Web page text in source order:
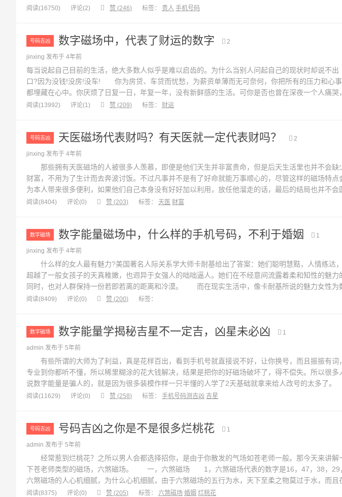
点： 开心，乐观，遇到事情不会消极，永远会积极的解决问题，在自己努力解决的过程中还会有贵
阅读(16750) 评论(2) 赞 (246) 标签： 贵人 手机号码
号码吉凶 数字磁场中，代表了财运的数字 2
jinxing 发布于 4年前
每当说起自己目前的生活，绝大多数人似乎是难以启齿的。为什么当别人问起自己的现状时却说不出
口?因为没钱!没房!没车! 你为房贷、车贷而忧愁，为薪资单薄而无可奈何，你把所有的压力和心事
都埋藏在心中。你厌烦了日复一日，年复一年，没有新鲜感的生活。可你是否也曾在深夜一个人痛哭，
为曾经的年少轻狂而后悔。你是否也曾想要改变自己，改变现状，改变命运，却不知从何做起。 其
阅读(13992) 评论(1) 赞 (209) 标签： 财运
号码吉凶 天医磁场代表财吗？有天医就一定代表财吗？ 2
jinxing 发布于 4年前
那些拥有天医磁场的人被很多人羡慕，即便是他们天生并非富贵命，但是后天生活里也并不会缺
财富，不用为了生计而去奔波讨饭。不过凡事并不是有了好命就能万事顺心的，尽管这样的磁场特点
为本人带来很多便利，如果他们自己本身没有好好加以利用，放任他溜走的话，最后的结局也并不会
满，只有真正会顺遂天意的人才能懂得天医磁场的好处。 拥有天医磁场的人一定很有钱吗 本身
阅读(8404) 评论(0) 赞 (203) 标签： 天医 财富
数字磁场 数字能量磁场中，什么样的手机号码，不利于婚姻 1
jinxing 发布于 4年前
什么样的女人最有魅力?美国著名人际关系学大师卡耐基给出了答案：她们聪明慧黠，人情练达，
超越了一般女孩子的天真稚嫩，也迥异于女强人的咄咄逼人。她们在不经意间流露着柔和知性的魅力
同时，也对人群保持一份若即若离的距离和冷漠。 而在现实生活中，像卡耐基所说的魅力女性为
不多。一般，很多女性婚前经常抱怨：为什么我总是遇到烂人，什么时候我才能遇到一个好的人?而婚
阅读(8409) 评论(0) 赞 (200) 标签：
数字磁场 数字能量学揭秘吉星不一定吉，凶星未必凶 1
admin 发布于 5年前
有些所谓的大师为了利益，真是花样百出，看到手机号就直接说不好，让你换号，而且振振有词，
专业到你都听不懂，所以稀里糊涂的花大钱解决，结果是把你的好磁场破坏了，得不偿失。所以很多
说数字能量是骗人的，就是因为很多装模作样一只半懂的人学了2天基础就拿来给人改号的太多了。
一，手机号不在于好坏以及吉凶，在于使用者所处的磁场状态适合不适合，说白了就是适合不适合自己
阅读(11629) 评论(0) 赞 (258) 标签： 手机号码测吉凶 吉星
号码吉凶 号码吉凶之你是不是很多烂桃花 1
admin 发布于 5年前
经常惹到烂桃花？之所以男人会都选择招你，是由于你散发的气场如苍老师一般。那今天来讲解
下苍老师类型的磁场，六煞磁场。 一，六煞磁场 1，六煞磁场代表的数字是16，47，38，29
六煞磁场的人心机细腻，为什么心机细腻，由于六煞磁场的五行为水，天下至柔之物莫过于水，而且
阳宅风水中六煞位置的女性容易做出出格的事情，还有一个问题，就是没有六煞磁场数字的人也会遇到
阅读(8375) 评论(0) 赞 (205) 标签： 六煞磁场 婚姻 烂桃花